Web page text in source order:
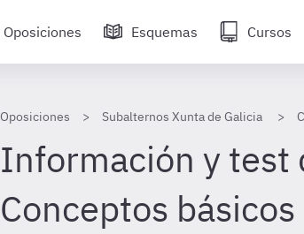
Oposiciones Esquemas Cursos
Oposiciones Subalternos Xunta de Galicia
Información y test
Conceptos